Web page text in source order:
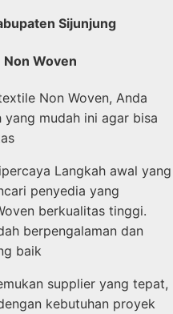
Sijunjung
Woven
Non Woven, Anda
mudah ini agar bisa
Langkah awal yang
penyedia yang
berkualitas tinggi.
berpengalaman dan
baik
supplier yang tepat,
kebutuhan proyek